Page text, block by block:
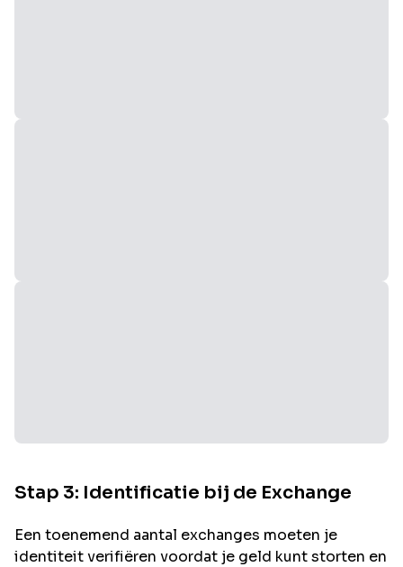
Stap 3: Identificatie bij de Exchange
Een toenemend aantal exchanges moeten je
identiteit verifiëren voordat je geld kunt storten en